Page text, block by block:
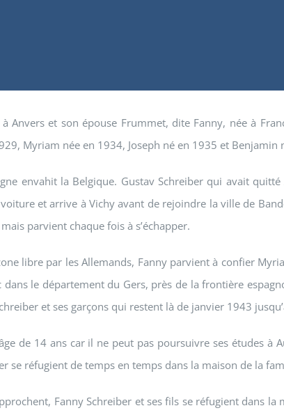
Anvers et son épouse Frummet, dite Fanny, née à
Myriam née en 1934, Joseph né en 1935 et
envahit la Belgique. Gustav Schreiber qui avait
et arrive à Vichy avant de rejoindre la ville de
parvient chaque fois à s’échapper.
libre par les Allemands, Fanny parvient à confier
dans le département du Gers, près de la frontière
et ses garçons qui restent là de janvier 1943
de 14 ans car il ne peut pas poursuivre ses études
se réfugient de temps en temps dans la maison de la
Fanny Schreiber et ses fils se réfugient dans